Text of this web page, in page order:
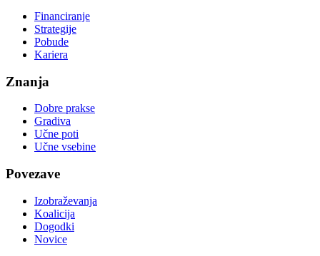
Financiranje
Strategije
Pobude
Kariera
Znanja
Dobre prakse
Gradiva
Učne poti
Učne vsebine
Povezave
Izobraževanja
Koalicija
Dogodki
Novice